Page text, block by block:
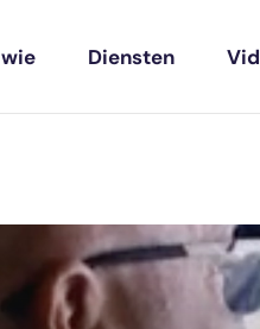
Diensten